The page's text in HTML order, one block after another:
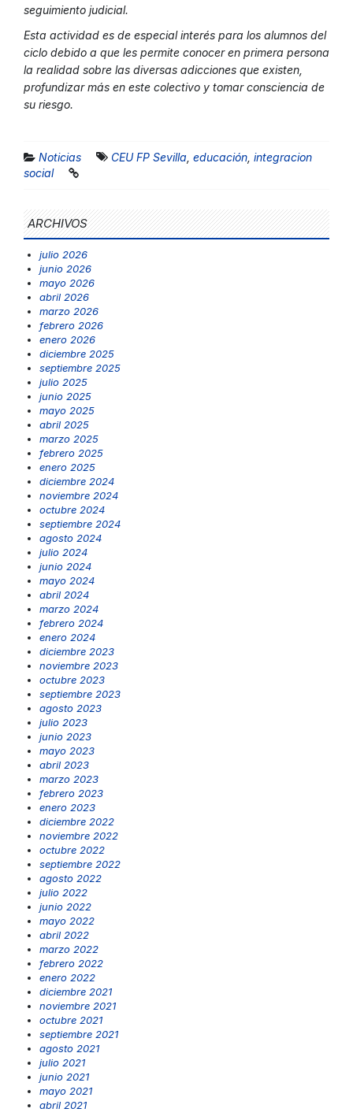
seguimiento judicial.
Esta actividad es de especial interés para los alumnos del
ciclo debido a que les permite conocer en primera persona
la realidad sobre las diversas adicciones que existen,
profundizar más en este colectivo y tomar consciencia de
su riesgo.
Noticias CEU FP Sevilla educación integracion
social
ARCHIVOS
julio 2026
junio 2026
mayo 2026
abril 2026
marzo 2026
febrero 2026
enero 2026
diciembre 2025
septiembre 2025
julio 2025
junio 2025
mayo 2025
abril 2025
marzo 2025
febrero 2025
enero 2025
diciembre 2024
noviembre 2024
octubre 2024
septiembre 2024
agosto 2024
julio 2024
junio 2024
mayo 2024
abril 2024
marzo 2024
febrero 2024
enero 2024
diciembre 2023
noviembre 2023
octubre 2023
septiembre 2023
agosto 2023
julio 2023
junio 2023
mayo 2023
abril 2023
marzo 2023
febrero 2023
enero 2023
diciembre 2022
noviembre 2022
octubre 2022
septiembre 2022
agosto 2022
julio 2022
junio 2022
mayo 2022
abril 2022
marzo 2022
febrero 2022
enero 2022
diciembre 2021
noviembre 2021
octubre 2021
septiembre 2021
agosto 2021
julio 2021
junio 2021
mayo 2021
abril 2021